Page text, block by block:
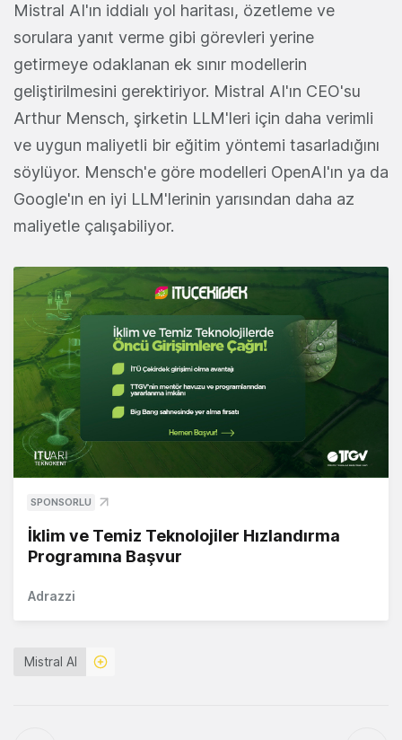
Mistral AI'ın iddialı yol haritası, özetleme ve
sorulara yanıt verme gibi görevleri yerine
getirmeye odaklanan ek sınır modellerin
geliştirilmesini gerektiriyor. Mistral AI'ın CEO'su
Arthur Mensch, şirketin LLM'leri için daha verimli
ve uygun maliyetli bir eğitim yöntemi tasarladığını
söylüyor. Mensch'e göre modelleri OpenAI'ın ya da
Google'ın en iyi LLM'lerinin yarısından daha az
maliyetle çalışabiliyor.
SPONSORLU
İklim ve Temiz Teknolojiler Hızlandırma
Programına Başvur
Adrazzi
Mistral AI